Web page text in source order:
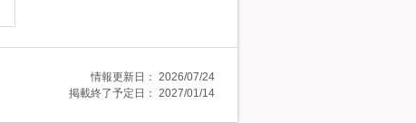
情報更新日： 2026/07/24
掲載終了予定日： 2027/01/14